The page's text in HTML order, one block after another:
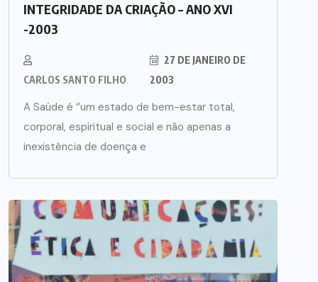
INTEGRIDADE DA CRIAÇÃO – ANO XVI
-2003
CARLOS SANTO FILHO
27 DE JANEIRO DE
2003
A Saúde é ‘’um estado de bem-estar total,
corporal, espiritual e social e não apenas a
inexistência de doença e